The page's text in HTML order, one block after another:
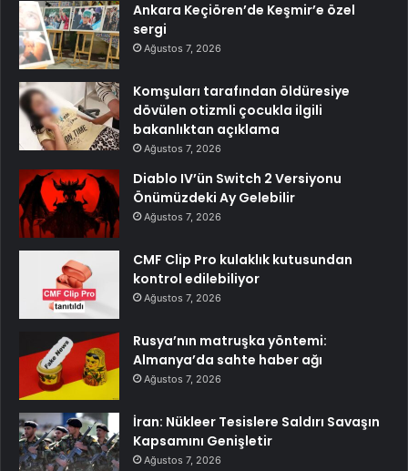
Ankara Keçiören’de Keşmir’e özel
sergi
Ağustos 7, 2026
Komşuları tarafından öldüresiye
dövülen otizmli çocukla ilgili
bakanlıktan açıklama
Ağustos 7, 2026
Diablo IV’ün Switch 2 Versiyonu
Önümüzdeki Ay Gelebilir
Ağustos 7, 2026
CMF Clip Pro kulaklık kutusundan
kontrol edilebiliyor
Ağustos 7, 2026
Rusya’nın matruşka yöntemi:
Almanya’da sahte haber ağı
Ağustos 7, 2026
İran: Nükleer Tesislere Saldırı Savaşın
Kapsamını Genişletir
Ağustos 7, 2026